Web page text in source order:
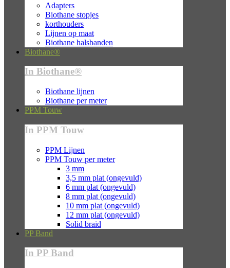
Adapters
Biothane stopjes
korthouders
Lijnen op maat
Biothane halsbanden
Biothane®
In Biothane®
Biothane lijnen
Biothane per meter
PPM Touw
In PPM Touw
PPM Lijnen
PPM Touw per meter
3 mm
3,5 mm plat (ongevuld)
6 mm plat (ongevuld)
8 mm plat (ongevuld)
10 mm plat (ongevuld)
12 mm plat (ongevuld)
Solid braid
PP Band
In PP Band